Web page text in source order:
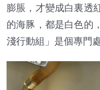
膨脹，才變成白裏透
的海豚，都是白色的
淺行動組」是個專門